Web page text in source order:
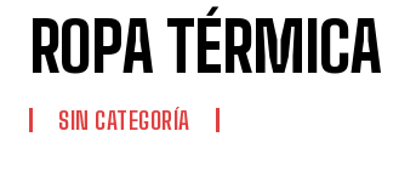
ROPA TÉRMICA
SIN CATEGORÍA